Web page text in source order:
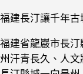
福建長汀讓千年古
福建省龍巖市長
州汗青長久、人